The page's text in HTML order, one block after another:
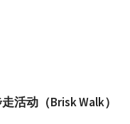
活动（Brisk Walk）